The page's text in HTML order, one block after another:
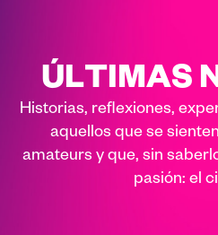
ÚLTIMAS
Historias, reflexiones,
aquellos que se
amateurs y que, sin
pasión: el